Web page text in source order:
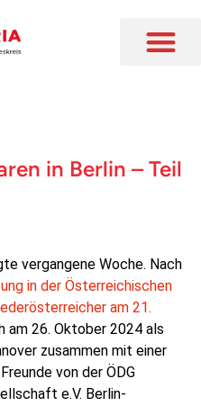
in Berlin – Teil
vergangene Woche. Nach
in der Österreichischen
am 21.
am 26. Oktober 2024 als
zusammen mit einer
von der ÖDG
e.V. Berlin-